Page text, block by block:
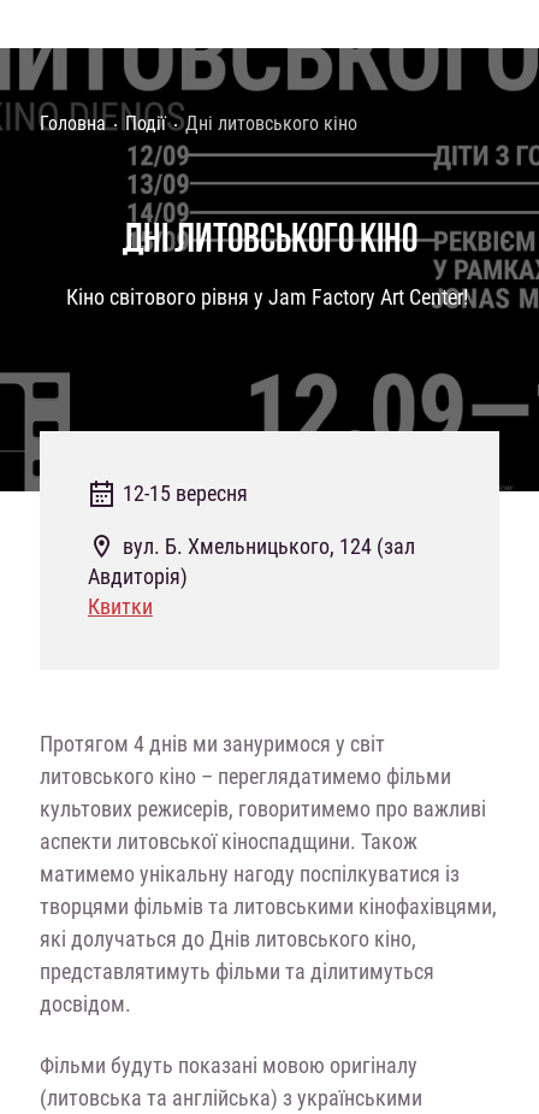
Головна Події Дні литовського кіно
ДНІ ЛИТОВСЬКОГО КІНО
Кіно світового рівня у Jam Factory Art Center!
12-15 вересня
вул. Б. Хмельницького, 124 (зал
Авдиторія)
Квитки
Протягом 4 днів ми зануримося у світ
литовського кіно – переглядатимемо фільми
культових режисерів, говоритимемо про важливі
аспекти литовської кіноспадщини. Також
матимемо унікальну нагоду поспілкуватися із
творцями фільмів та литовськими кінофахівцями,
які долучаться до Днів литовського кіно,
представлятимуть фільми та ділитимуться
досвідом.
Фільми будуть показані мовою оригіналу
(литовська та англійська) з українськими